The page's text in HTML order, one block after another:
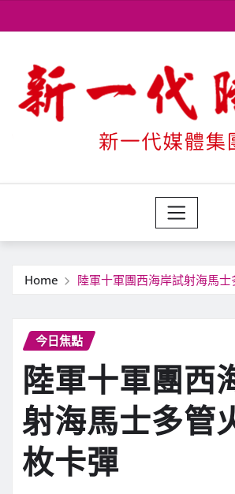
to
Home 陸軍十軍團西海岸試射海馬
今日焦點
陸軍十軍團西
射海馬士多管
枚卡彈